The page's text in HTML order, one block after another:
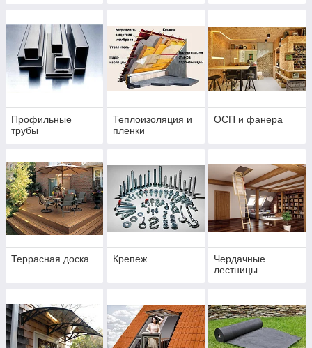
Профильные
трубы
Теплоизоляция и
пленки
ОСП и фанера
Террасная доска Крепеж
Чердачные
лестницы